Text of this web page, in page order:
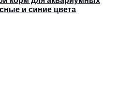
и синие цвета